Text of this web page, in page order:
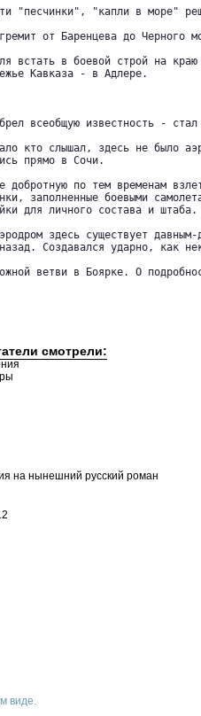
"песчинки", "капли в море"
от Баренцева до Черного
встать в боевой строй на
Кавказа - в Адлере.
всеобщую известность -
кто слышал, здесь не было
прямо в Сочи.
добротную по тем временам
заполненные боевыми
для личного состава и штаба.
здесь существует
Создавался ударно, как
ветви в Боярке. О
смотрели:
на нынешний русский роман
виде.